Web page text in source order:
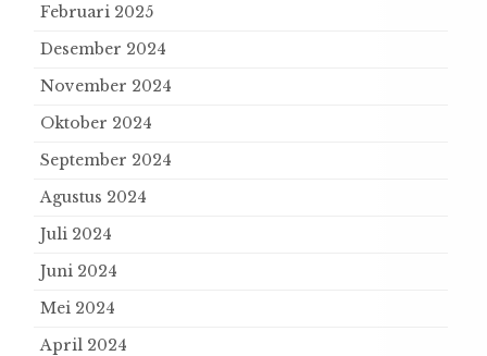
Februari 2025
Desember 2024
November 2024
Oktober 2024
September 2024
Agustus 2024
Juli 2024
Juni 2024
Mei 2024
April 2024